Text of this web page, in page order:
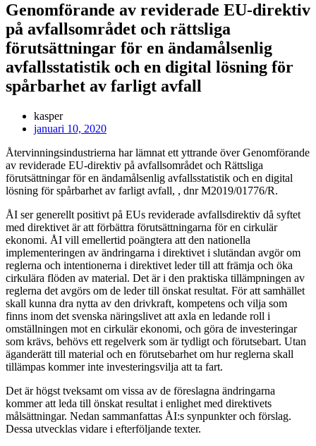
Genomförande av reviderade EU-direktiv
på avfallsområdet och rättsliga
förutsättningar för en ändamålsenlig
avfallsstatistik och en digital lösning för
spårbarhet av farligt avfall
kasper
januari 10, 2020
Återvinningsindustrierna har lämnat ett yttrande över Genomförande
av reviderade EU-direktiv på avfallsområdet och Rättsliga
förutsättningar för en ändamålsenlig avfallsstatistik och en digital
lösning för spårbarhet av farligt avfall, , dnr M2019/01776/R.
ÅI ser generellt positivt på EUs reviderade avfallsdirektiv då syftet
med direktivet är att förbättra förutsättningarna för en cirkulär
ekonomi. ÅI vill emellertid poängtera att den nationella
implementeringen av ändringarna i direktivet i slutändan avgör om
reglerna och intentionerna i direktivet leder till att främja och öka
cirkulära flöden av material. Det är i den praktiska tillämpningen av
reglerna det avgörs om de leder till önskat resultat. För att samhället
skall kunna dra nytta av den drivkraft, kompetens och vilja som
finns inom det svenska näringslivet att axla en ledande roll i
omställningen mot en cirkulär ekonomi, och göra de investeringar
som krävs, behövs ett regelverk som är tydligt och förutsebart. Utan
äganderätt till material och en förutsebarhet om hur reglerna skall
tillämpas kommer inte investeringsvilja att ta fart.
Det är högst tveksamt om vissa av de föreslagna ändringarna
kommer att leda till önskat resultat i enlighet med direktivets
målsättningar. Nedan sammanfattas ÅI:s synpunkter och förslag.
Dessa utvecklas vidare i efterföljande texter.